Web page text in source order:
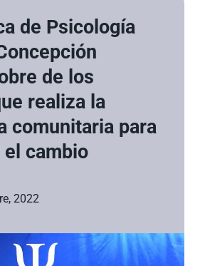
de Psicología
de los
realiza la
comunitaria para
cambio
2022